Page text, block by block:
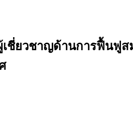
ชี่ยวชาญด้านการฟื้นฟู